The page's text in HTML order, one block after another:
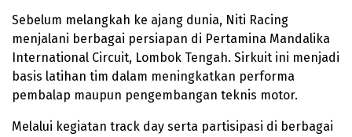
Sebelum melangkah ke ajang dunia, Niti Racing
menjalani berbagai persiapan di Pertamina Mandalika
International Circuit, Lombok Tengah. Sirkuit ini menjadi
basis latihan tim dalam meningkatkan performa
pembalap maupun pengembangan teknis motor.
Melalui kegiatan track day serta partisipasi di berbagai